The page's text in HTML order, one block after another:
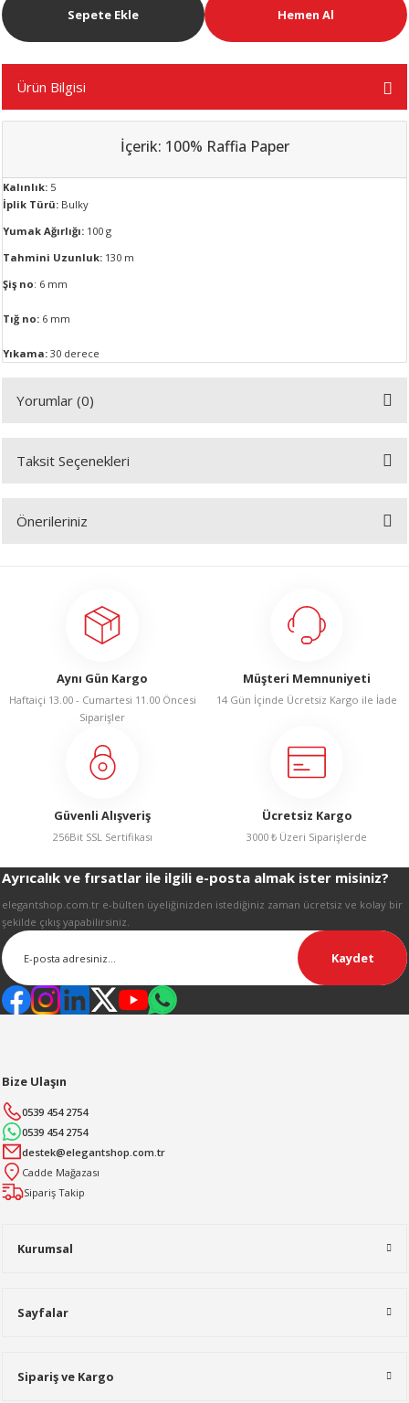
Sepete Ekle Hemen Al
Ürün Bilgisi
İçerik: 100% Raffia Paper
Kalınlık: 5
İplik Türü: Bulky
Yumak Ağırlığı: 100 g
Tahmini Uzunluk: 130 m
Şiş no: 6 mm
Tığ no: 6 mm
Yıkama: 30 derece
Yorumlar (0)
Bu ürüne ilk yorumu siz yapın!
Taksit Seçenekleri
Önerileriniz
Görüş ve önerileriniz için teşekkür ederiz.
Ürün açıklamasında eksik bilgiler bulunuyor.
Ürün bilgilerinde hatalar bulunuyor.
Ürün fiyatı diğer sitelerden daha pahalı.
Bu ürüne benzer farklı alternatifler olmalı.
Gönder
Aynı Gün Kargo
Haftaiçi 13.00 - Cumartesi 11.00 Öncesi
Siparişler
Müşteri Memnuniyeti
14 Gün İçinde Ücretsiz Kargo ile İade
Güvenli Alışveriş
256Bit SSL Sertifikası
Ücretsiz Kargo
3000 ₺ Üzeri Siparişlerde
Ayrıcalık ve fırsatlar ile ilgili e-posta almak ister misiniz?
elegantshop.com.tr e-bülten üyeliğinizden istediğiniz zaman ücretsiz ve kolay bir
şekilde çıkış yapabilirsiniz.
Kaydet
Kurumsal
Sayfalar
Sipariş ve Kargo
Bize Ulaşın
0539 454 2754
0539 454 2754
destek@elegantshop.com.tr
Cadde Mağazası
Sipariş Takip